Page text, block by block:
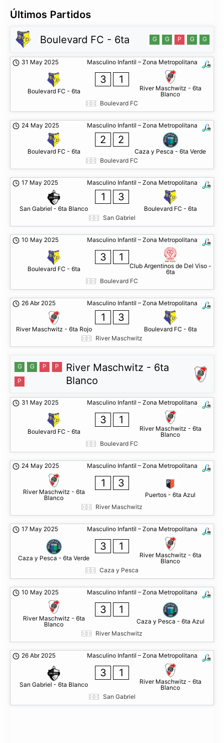
Últimos Partidos
Boulevard FC - 6ta G G P G G
Masculino Infantil – Zona Metropolitana
31 May 2025
Boulevard FC - 6ta
3 1
River Maschwitz - 6ta
Blanco
Boulevard FC
Masculino Infantil – Zona Metropolitana
24 May 2025
Boulevard FC - 6ta
2 2
Caza y Pesca - 6ta Verde
Boulevard FC
Masculino Infantil – Zona Metropolitana
17 May 2025
San Gabriel - 6ta Blanco
1 3
Boulevard FC - 6ta
San Gabriel
Masculino Infantil – Zona Metropolitana
10 May 2025
Boulevard FC - 6ta
3 1
Club Argentinos de Del Viso -
6ta
Boulevard FC
Masculino Infantil – Zona Metropolitana
26 Abr 2025
River Maschwitz - 6ta Rojo
1 3
Boulevard FC - 6ta
River Maschwitz
River Maschwitz - 6ta
Blanco
G G P
P
P
Masculino Infantil – Zona Metropolitana
31 May 2025
Boulevard FC - 6ta
3 1
River Maschwitz - 6ta
Blanco
Boulevard FC
Masculino Infantil – Zona Metropolitana
24 May 2025
River Maschwitz - 6ta
Blanco
1 3
Puertos - 6ta Azul
River Maschwitz
Masculino Infantil – Zona Metropolitana
17 May 2025
Caza y Pesca - 6ta Verde
3 1
River Maschwitz - 6ta
Blanco
Caza y Pesca
Masculino Infantil – Zona Metropolitana
10 May 2025
River Maschwitz - 6ta
Blanco
3 1
Caza y Pesca - 6ta Azul
River Maschwitz
Masculino Infantil – Zona Metropolitana
26 Abr 2025
San Gabriel - 6ta Blanco
3 1
River Maschwitz - 6ta
Blanco
San Gabriel